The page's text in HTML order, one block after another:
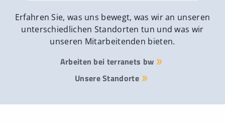
Externe Medien erlauben
Erfahren Sie, was uns bewegt, was wir an unseren
unterschiedlichen Standorten tun und was wir
unseren Mitarbeitenden bieten.
Arbeiten bei terranets bw
Unsere Standorte